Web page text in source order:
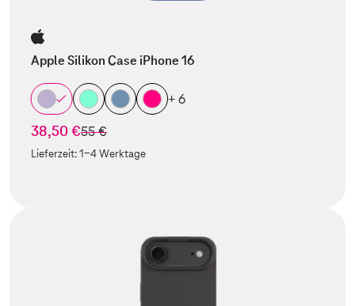
Apple Silikon Case iPhone 16
+ 6
38,50 €statt
55 €
Lieferzeit:1-4 Werktage